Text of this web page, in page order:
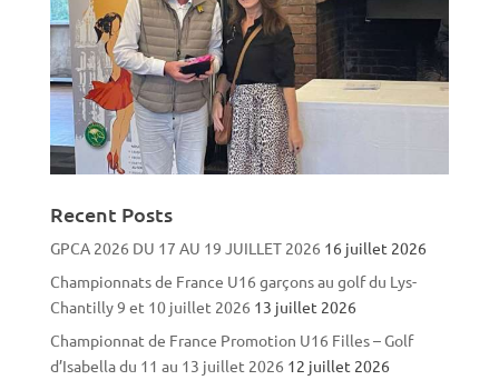
Recent Posts
GPCA 2026 DU 17 AU 19 JUILLET 2026 16 juillet 2026
Championnats de France U16 garçons au golf du Lys-
Chantilly 9 et 10 juillet 2026 13 juillet 2026
Championnat de France Promotion U16 Filles – Golf
d’Isabella du 11 au 13 juillet 2026 12 juillet 2026